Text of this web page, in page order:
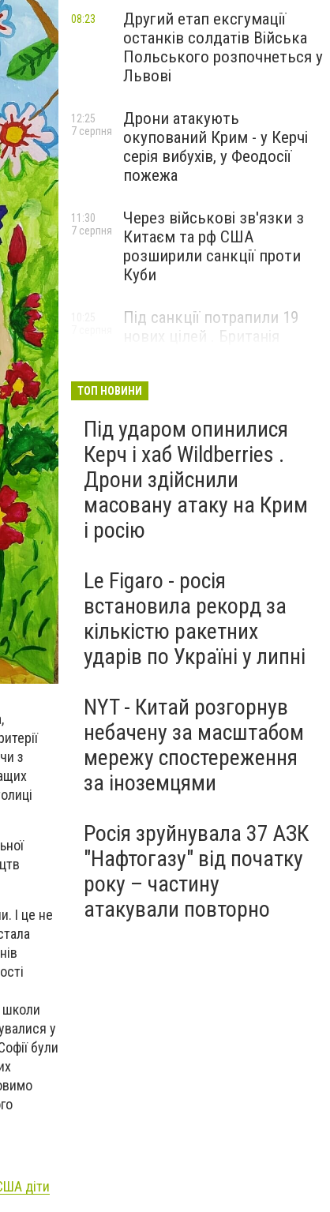
з
І це не
школи
у
були
діти
Другий етап ексгумації
останків солдатів Війська
Польського розпочнеться у
Львові
08:23
Дрони атакують
окупований Крим - у Керчі
серія вибухів, у Феодосії
пожежа
12:25
7 серпня
Через військові зв'язки з
Китаєм та рф США
розширили санкції проти
Куби
11:30
7 серпня
Під санкції потрапили 19
нових цілей . Британія
ТОП НОВИНИ
Під ударом опинилися
Керч і хаб Wildberries .
Дрони здійснили
масовану атаку на Крим
і росію
Le Figaro - росія
встановила рекорд за
кількістю ракетних
ударів по Україні у липні
NYT - Китай розгорнув
небачену за масштабом
мережу спостереження
за іноземцями
Росія зруйнувала 37 АЗК
"Нафтогазу" від початку
року – частину
атакували повторно